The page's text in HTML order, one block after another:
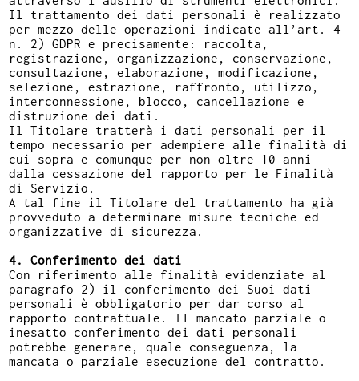
Il trattamento dei dati personali è realizzato
per mezzo delle operazioni indicate all’art. 4
n. 2) GDPR e precisamente: raccolta,
registrazione, organizzazione, conservazione,
consultazione, elaborazione, modificazione,
selezione, estrazione, raffronto, utilizzo,
interconnessione, blocco, cancellazione e
distruzione dei dati.
Il Titolare tratterà i dati personali per il
tempo necessario per adempiere alle finalità di
cui sopra e comunque per non oltre 10 anni
dalla cessazione del rapporto per le Finalità
di Servizio.
A tal fine il Titolare del trattamento ha già
provveduto a determinare misure tecniche ed
organizzative di sicurezza.
4. Conferimento dei dati
Con riferimento alle finalità evidenziate al
paragrafo 2) il conferimento dei Suoi dati
personali è obbligatorio per dar corso al
rapporto contrattuale. Il mancato parziale o
inesatto conferimento dei dati personali
potrebbe generare, quale conseguenza, la
mancata o parziale esecuzione del contratto.